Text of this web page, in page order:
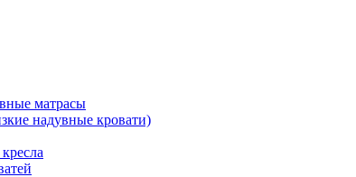
матрасы
надувные кровати)